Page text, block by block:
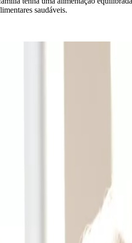
saudáveis.